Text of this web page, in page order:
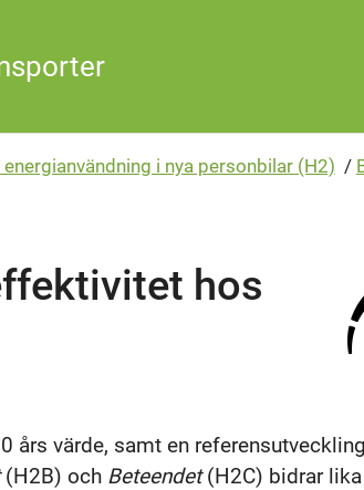
energianvändning i nya personbilar (H2) /
hos
värde, samt en
(H2B) och Beteendet(H2C) bidrar